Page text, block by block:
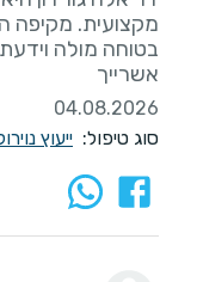
מקצועית. מקיפה
בטוחה מולה
אשרייך
04.08.2026
סוג טיפול: ייעוץ